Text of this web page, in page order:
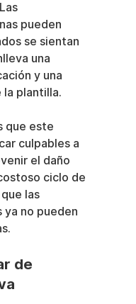
pueden
se sientan
una
y una
la plantilla.
que este
culpables a
el daño
ciclo de
las
ya no pueden
de